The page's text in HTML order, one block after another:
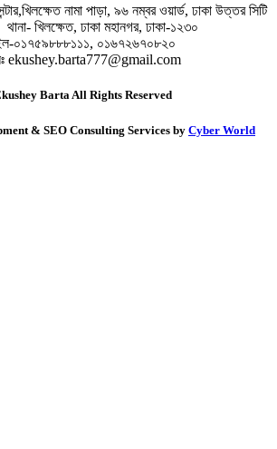
নামা পাড়া, ৯৬ নম্বর ওয়ার্ড, ঢাকা উত্তর সিটি
খিলক্ষেত, ঢাকা মহানগর, ঢাকা-১২৩০
০১৭৫৯৮৮৮১১১, ০১৬৭২৬৭০৮২০
ekushey.barta777@gmail.com
Barta All Rights Reserved
& SEO Consulting Services by Cyber World